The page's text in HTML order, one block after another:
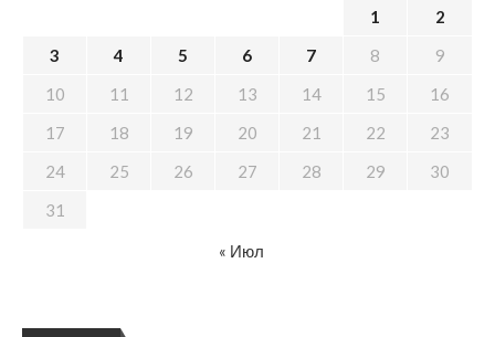
1
2
3
4 5 6 7 8
9
10
11 12 13 14 15
16
17
18 19 20 21 22
23
24
25 26 27 28 29
30
31
« Июл